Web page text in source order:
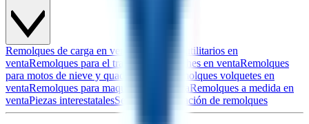
Remolques de carga en venta
Remolques utilitarios en
ventaRemolques para el transporte de coches en ventaRemolques
para motos de nieve y quads en venta
Remolques volquetes en
ventaRemolques para maquinaria en ventaRemolques a medida en
ventaPiezas interestatalesServicio y reparación de remolques